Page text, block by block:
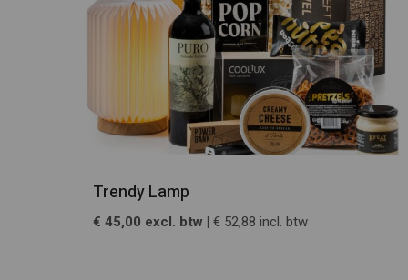
Trendy Lamp
€ 45,00 excl. btw | € 52,88 incl. btw